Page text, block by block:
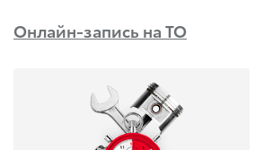
Онлайн-запись на ТО